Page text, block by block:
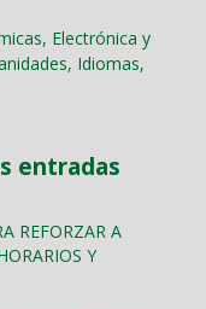
Electrónica y
Idiomas,
entradas
REFORZAR A
Y